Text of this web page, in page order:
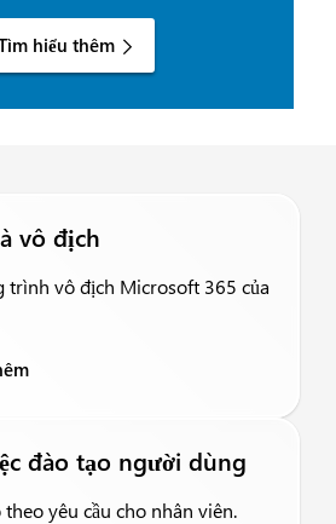
hiểu thêm
vô địch
trình vô địch Microsoft 365 của
đào tạo người dùng
yêu cầu cho nhân viên.